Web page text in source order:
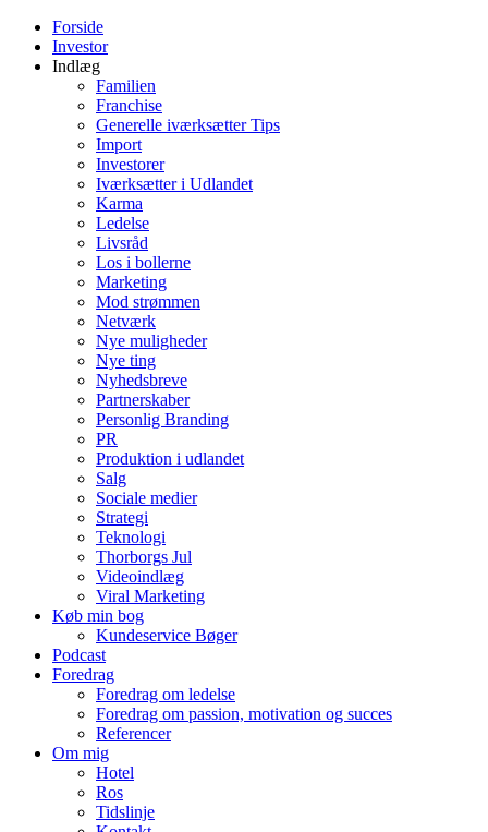
Forside
Investor
Indlæg
Familien
Franchise
Generelle iværksætter Tips
Import
Investorer
Iværksætter i Udlandet
Karma
Ledelse
Livsråd
Los i bollerne
Marketing
Mod strømmen
Netværk
Nye muligheder
Nye ting
Nyhedsbreve
Partnerskaber
Personlig Branding
PR
Produktion i udlandet
Salg
Sociale medier
Strategi
Teknologi
Thorborgs Jul
Videoindlæg
Viral Marketing
Køb min bog
Kundeservice Bøger
Podcast
Foredrag
Foredrag om ledelse
Foredrag om passion, motivation og succes
Referencer
Om mig
Hotel
Ros
Tidslinje